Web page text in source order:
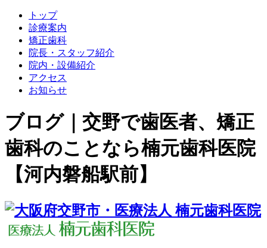
トップ
診療案内
矯正歯科
院長・スタッフ紹介
院内・設備紹介
アクセス
お知らせ
ブログ｜交野で歯医者、矯正
歯科のことなら楠元歯科医院
【河内磐船駅前】